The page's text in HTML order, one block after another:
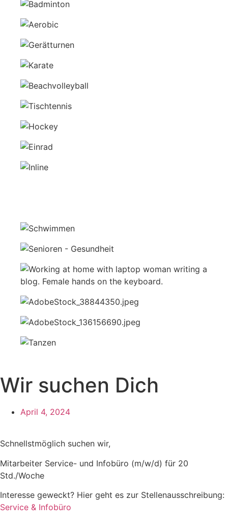
Wir suchen Dich
April 4, 2024
Schnellstmöglich suchen wir,
Mitarbeiter Service- und Infobüro (m/w/d) für 20
Std./Woche
Interesse geweckt? Hier geht es zur Stellenausschreibung:
Service & Infobüro